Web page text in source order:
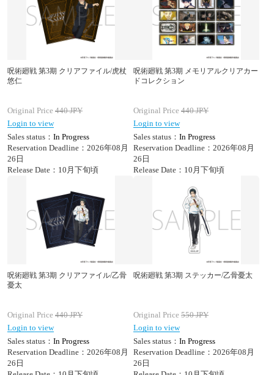
呪術廻戦 第3期 クリアファイル/虎杖
悠仁
Original Price 440JPY
Login to view
Sales status： In Progress
Reservation Deadline：2026年08月
26日
Release Date：10月下旬頃
呪術廻戦 第3期 メモリアルクリアカー
ドコレクション
Original Price 440JPY
Login to view
Sales status： In Progress
Reservation Deadline：2026年08月
26日
Release Date：10月下旬頃
呪術廻戦 第3期 クリアファイル/乙骨
憂太
Original Price 440JPY
Login to view
Sales status： In Progress
Reservation Deadline：2026年08月
26日
呪術廻戦 第3期 ステッカー/乙骨憂太
Original Price 550JPY
Login to view
Sales status： In Progress
Reservation Deadline：2026年08月
26日